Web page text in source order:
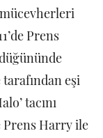
Prens
tarafından eşi
tacını
Prens Harry ile